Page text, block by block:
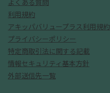
よくある質問
利用規約
アキッパバリュープラス利用規約
プライバシーポリシー
特定商取引法に関する記載
情報セキュリティ基本方針
外部送信先一覧